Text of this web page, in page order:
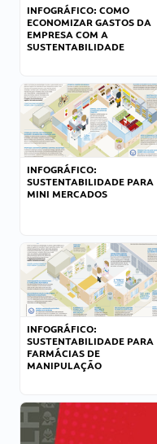
INFOGRÁFICO: COMO
ECONOMIZAR GASTOS DA
EMPRESA COM A
SUSTENTABILIDADE
INFOGRÁFICO:
SUSTENTABILIDADE PARA
MINI MERCADOS
INFOGRÁFICO:
SUSTENTABILIDADE PARA
FARMÁCIAS DE
MANIPULAÇÃO